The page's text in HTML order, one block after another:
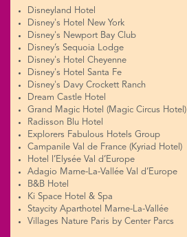
Disneyland Hotel
Disney's Hotel New York
Disney's Newport Bay Club
Disney’s Sequoia Lodge
Disney's Hotel Cheyenne
Disney's Hotel Santa Fe
Disney's Davy Crockett Ranch
Dream Castle Hotel
Grand Magic Hotel (Magic Circus Hotel)
Radisson Blu Hotel
Explorers Fabulous Hotels Group
Campanile Val de France (Kyriad Hotel)
Hotel l’Elysée Val d’Europe
Adagio Marne-La-Vallée Val d’Europe
B&B Hotel
Ki Space Hotel & Spa
Staycity Aparthotel Marne-La-Vallée
Villages Nature Paris by Center Parcs